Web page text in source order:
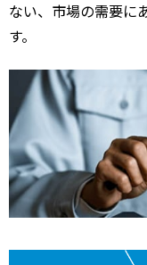
鉄鋼通り 51,000万円
23,000万円
堀江 13,000万円
舞浜 7,400万円
今川 14,000万円
北栄 2,700万円
ない、市場の需要に
す。